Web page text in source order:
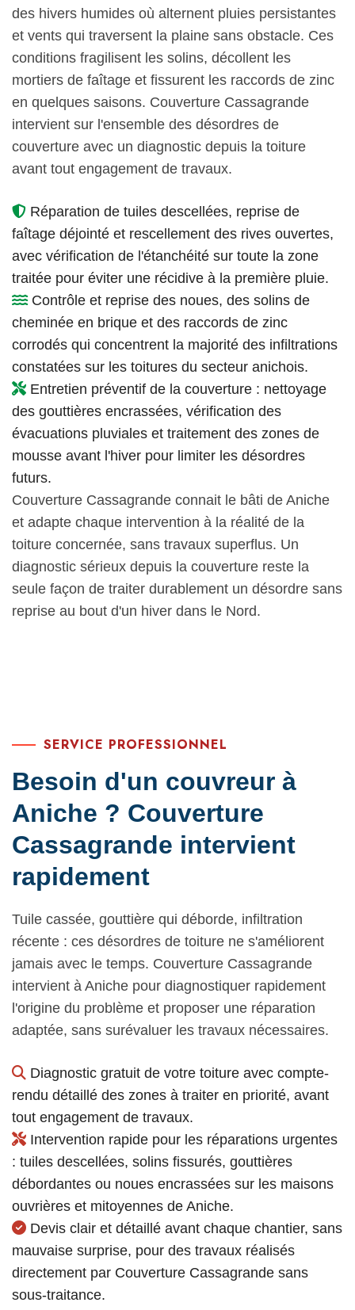
des hivers humides où alternent pluies persistantes
et vents qui traversent la plaine sans obstacle. Ces
conditions fragilisent les solins, décollent les
mortiers de faîtage et fissurent les raccords de zinc
en quelques saisons. Couverture Cassagrande
intervient sur l'ensemble des désordres de
couverture avec un diagnostic depuis la toiture
avant tout engagement de travaux.
Réparation de tuiles descellées, reprise de
faîtage déjointé et rescellement des rives ouvertes,
avec vérification de l'étanchéité sur toute la zone
traitée pour éviter une récidive à la première pluie.
Contrôle et reprise des noues, des solins de
cheminée en brique et des raccords de zinc
corrodés qui concentrent la majorité des infiltrations
constatées sur les toitures du secteur anichois.
Entretien préventif de la couverture : nettoyage
des gouttières encrassées, vérification des
évacuations pluviales et traitement des zones de
mousse avant l'hiver pour limiter les désordres
futurs.
Couverture Cassagrande connait le bâti de Aniche
et adapte chaque intervention à la réalité de la
toiture concernée, sans travaux superflus. Un
diagnostic sérieux depuis la couverture reste la
seule façon de traiter durablement un désordre sans
reprise au bout d'un hiver dans le Nord.
SERVICE PROFESSIONNEL
Besoin d'un couvreur à
Aniche ? Couverture
Cassagrande intervient
rapidement
Tuile cassée, gouttière qui déborde, infiltration
récente : ces désordres de toiture ne s'améliorent
jamais avec le temps. Couverture Cassagrande
intervient à Aniche pour diagnostiquer rapidement
l'origine du problème et proposer une réparation
adaptée, sans surévaluer les travaux nécessaires.
Diagnostic gratuit de votre toiture avec compte-
rendu détaillé des zones à traiter en priorité, avant
tout engagement de travaux.
Intervention rapide pour les réparations urgentes
: tuiles descellées, solins fissurés, gouttières
débordantes ou noues encrassées sur les maisons
ouvrières et mitoyennes de Aniche.
Devis clair et détaillé avant chaque chantier, sans
mauvaise surprise, pour des travaux réalisés
directement par Couverture Cassagrande sans
sous-traitance.